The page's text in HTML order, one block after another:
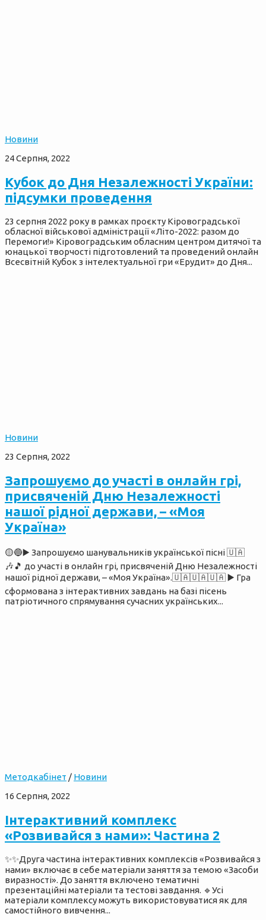
Новини
24 Серпня, 2022
Кубок до Дня Незалежності України:
підсумки проведення
23 серпня 2022 року в рамках проєкту Кіровоградської
обласної військової адміністрації «Літо-2022: разом до
Перемоги!» Кіровоградським обласним центром дитячої та
юнацької творчості підготовлений та проведений онлайн
Всесвітній Кубок з інтелектуальної гри «Ерудит» до Дня...
Новини
23 Серпня, 2022
Запрошуємо до участі в онлайн грі,
присвяченій Дню Незалежності
нашої рідної держави, – «Моя
Україна»
🟡🔵▶️ Запрошуємо шанувальників української пісні 🇺🇦
🎶🎵 до участі в онлайн грі, присвяченій Дню Незалежності
нашої рідної держави, – «Моя Україна».🇺🇦🇺🇦🇺🇦 ▶️ Гра
сформована з інтерактивних завдань на базі пісень
патріотичного спрямування сучасних українських...
Методкабінет / Новини
16 Серпня, 2022
Інтерактивний комплекс
«Розвивайся з нами»: Частина 2
✨✨Друга частина інтерактивних комплексів «Розвивайся з
нами» включає в себе матеріали заняття за темою «Засоби
виразності». До заняття включено тематичні
презентаційні матеріали та тестові завдання. 🔹Усі
матеріали комплексу можуть використовуватися як для
самостійного вивчення...